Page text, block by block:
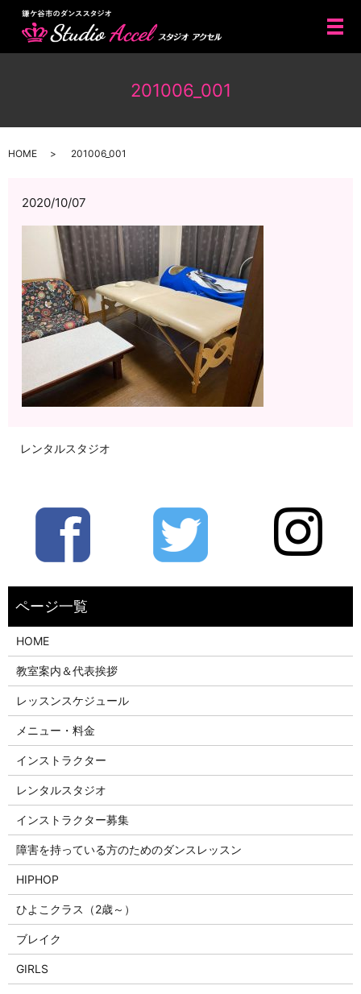
メ
201006_001
HOME 201006_001
2020/10/07
レンタルスタジオ
HOME
教室案内＆代表挨拶
レッスンスケジュール
メニュー・料金
インストラクター
レンタルスタジオ
インストラクター募集
障害を持っている方のためのダンスレッスン
HIPHOP
ひよこクラス（2歳～）
ブレイク
GIRLS